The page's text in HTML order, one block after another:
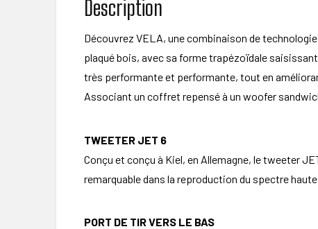
Description
Découvrez VELA, une combinaison de
plaqué bois, avec sa forme trapézoïdale
très performante et performante, tout en
Associant un coffret repensé à un woofer
TWEETER JET 6
Conçu et conçu à Kiel, en Allemagne, le tweeter
remarquable dans la reproduction du spectre
PORT DE TIR VERS LE BAS